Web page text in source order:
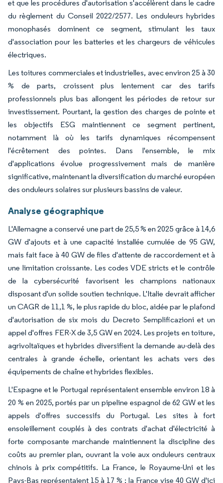
et que les procédures d'autorisation s'accélèrent dans le cadre
du règlement du Conseil 2022/2577. Les onduleurs hybrides
monophasés dominent ce segment, stimulant les taux
d'association pour les batteries et les chargeurs de véhicules
électriques.
Les toitures commerciales et industrielles, avec environ 25 à 30
% de parts, croissent plus lentement car des tarifs
professionnels plus bas allongent les périodes de retour sur
investissement. Pourtant, la gestion des charges de pointe et
les objectifs ESG maintiennent ce segment pertinent,
notamment là où les tarifs dynamiques récompensent
l'écrêtement des pointes. Dans l'ensemble, le mix
d'applications évolue progressivement mais de manière
significative, maintenant la diversification du marché européen
des onduleurs solaires sur plusieurs bassins de valeur.
Analyse géographique
L'Allemagne a conservé une part de 25,5 % en 2025 grâce à 14,6
GW d'ajouts et à une capacité installée cumulée de 95 GW,
mais fait face à 40 GW de files d'attente de raccordement et à
une limitation croissante. Les codes VDE stricts et le contrôle
de la cybersécurité favorisent les champions nationaux
disposant d'un solide soutien technique. L'Italie devrait afficher
un CAGR de 11,1 %, le plus rapide du bloc, aidée par le plafond
d'autorisation de six mois du Decreto Semplificazioni et un
appel d'offres FER-X de 3,5 GW en 2024. Les projets en toiture,
agrivoltaïques et hybrides diversifient la demande au-delà des
centrales à grande échelle, orientant les achats vers des
équipements de chaîne et hybrides flexibles.
L'Espagne et le Portugal représentaient ensemble environ 18 à
20 % en 2025, portés par un pipeline espagnol de 62 GW et les
appels d'offres successifs du Portugal. Les sites à fort
ensoleillement couplés à des contrats d'achat d'électricité à
forte composante marchande maintiennent la discipline des
coûts au premier plan, ouvrant la voie aux onduleurs centraux
chinois à prix compétitifs. La France, le Royaume-Uni et les
Pays-Bas représentaient 15 à 17 % ; la France vise 40 GW d'ici